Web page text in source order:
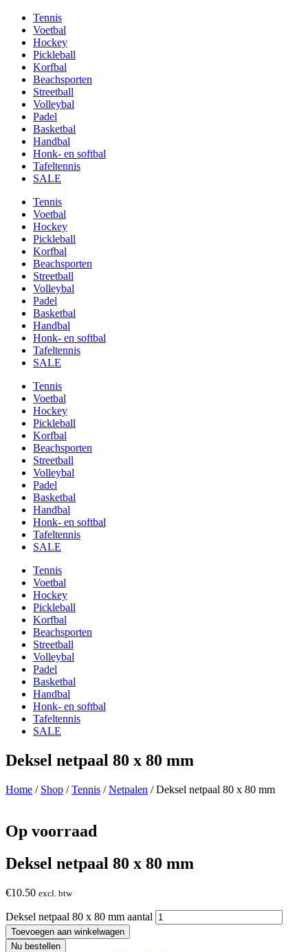
Tennis
Voetbal
Hockey
Pickleball
Korfbal
Beachsporten
Streetball
Volleybal
Padel
Basketbal
Handbal
Honk- en softbal
Tafeltennis
SALE
Tennis
Voetbal
Hockey
Pickleball
Korfbal
Beachsporten
Streetball
Volleybal
Padel
Basketbal
Handbal
Honk- en softbal
Tafeltennis
SALE
Tennis
Voetbal
Hockey
Pickleball
Korfbal
Beachsporten
Streetball
Volleybal
Padel
Basketbal
Handbal
Honk- en softbal
Tafeltennis
SALE
Tennis
Voetbal
Hockey
Pickleball
Korfbal
Beachsporten
Streetball
Volleybal
Padel
Basketbal
Handbal
Honk- en softbal
Tafeltennis
SALE
Deksel netpaal 80 x 80 mm
Home / Shop /Tennis /Netpalen / Deksel netpaal 80 x 80 mm
Op voorraad
Deksel netpaal 80 x 80 mm
€10.50 excl. btw
Deksel netpaal 80 x 80 mm aantal
Toevoegen aan winkelwagen
Nu bestellen